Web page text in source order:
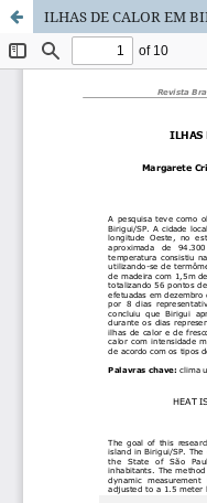
ILHAS DE CALOR EM